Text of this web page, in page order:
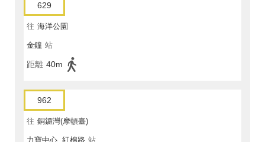
629
往 海洋公園
金鐘 站
距離 40m
962
往 銅鑼灣(摩頓臺)
力寶中心, 紅棉路 站